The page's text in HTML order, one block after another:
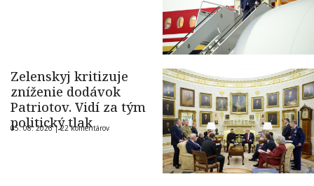
Zelenskyj kritizuje
zníženie dodávok
Patriotov. Vidí za tým
politický tlak
05. 08. 2026 |22 komentárov